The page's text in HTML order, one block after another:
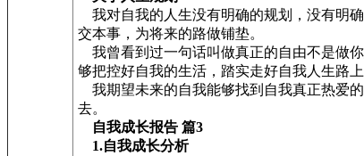
我对自我的人生没有明确的规划，没有明
交本事，为将来的路做铺垫。
我曾看到过一句话叫做真正的自由不是做
够把控好自我的生活，踏实走好自我人生路上
我期望未来的自我能够找到自我真正热爱
去。
自我成长报告 篇3
1.自我成长分析